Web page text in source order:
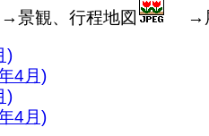
観、行程地図 →
)
4月)
)
4月)